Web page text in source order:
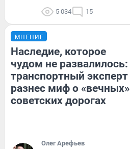
5 034 15
МНЕНИЕ
Наследие, которое
чудом не развалилось:
транспортный эксперт
разнес миф о «вечных»
советских дорогах
Олег Арефьев